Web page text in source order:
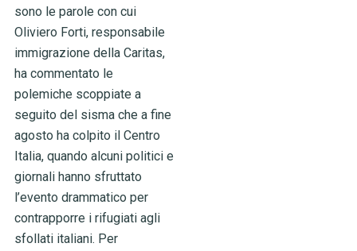
sono le parole con cui
Oliviero Forti, responsabile
immigrazione della Caritas,
ha commentato le
polemiche scoppiate a
seguito del sisma che a fine
agosto ha colpito il Centro
Italia, quando alcuni politici e
giornali hanno sfruttato
l’evento drammatico per
contrapporre i rifugiati agli
sfollati italiani. Per